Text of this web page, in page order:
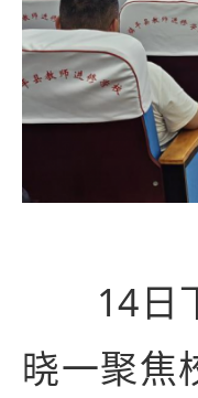
14日
晓一聚焦